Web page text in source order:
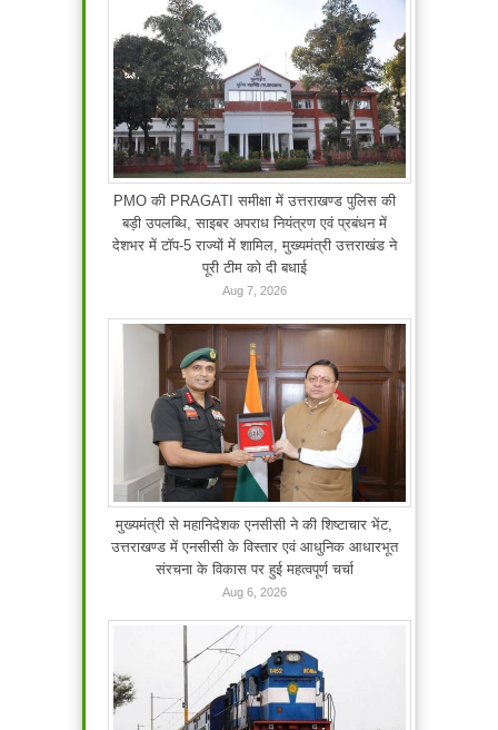
PMO की PRAGATI समीक्षा में उत्तराखण्ड पुलिस की
बड़ी उपलब्धि, साइबर अपराध नियंत्रण एवं प्रबंधन में
देशभर में टॉप-5 राज्यों में शामिल, मुख्यमंत्री उत्तराखंड ने
पूरी टीम को दी बधाई
Aug 7, 2026
मुख्यमंत्री से महानिदेशक एनसीसी ने की शिष्टाचार भेंट,
उत्तराखण्ड में एनसीसी के विस्तार एवं आधुनिक आधारभूत
संरचना के विकास पर हुई महत्वपूर्ण चर्चा
Aug 6, 2026